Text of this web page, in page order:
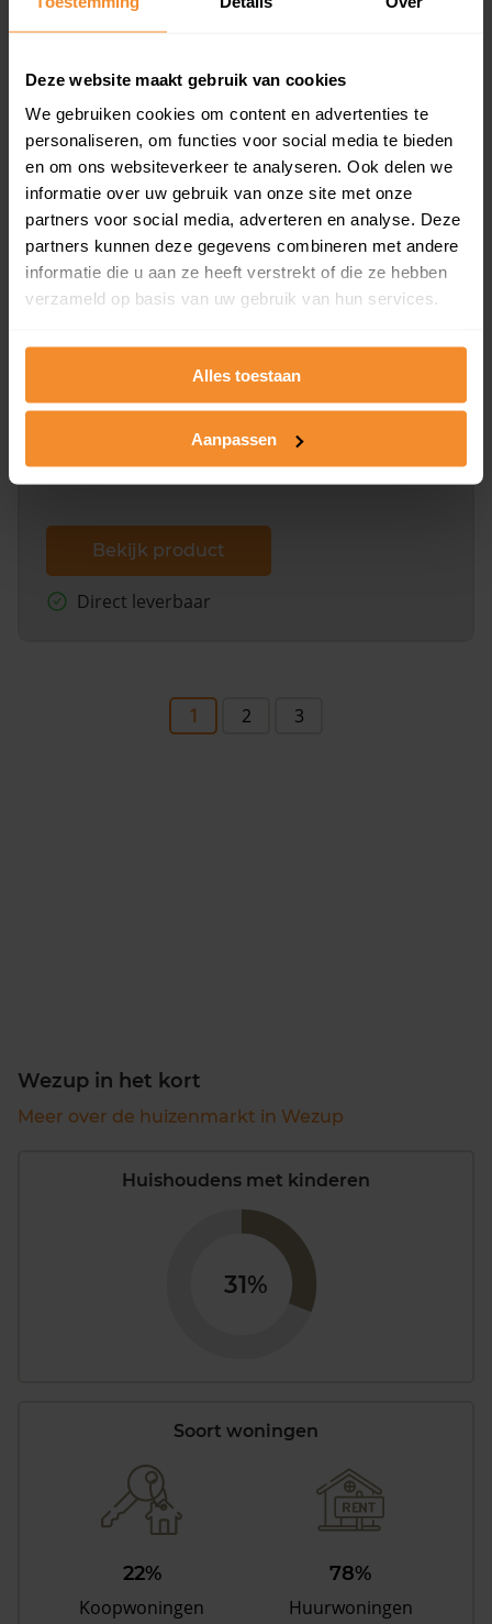
Deze website maakt gebruik van cookies
We gebruiken cookies om content en advertenties te
personaliseren, om functies voor social media te bieden
en om ons websiteverkeer te analyseren. Ook delen we
informatie over uw gebruik van onze site met onze
partners voor social media, adverteren en analyse. Deze
partners kunnen deze gegevens combineren met andere
informatie die u aan ze heeft verstrekt of die ze hebben
verzameld op basis van uw gebruik van hun services.
Alles toestaan
Aanpassen
Bekijk product
Direct leverbaar
Een uitgebreid overzicht van het perceel en
dit inclusief de luchtfoto!
Bekijk product
Direct leverbaar
1 2 3
Wezup in het kort
Meer over de huizenmarkt in Wezup
Huishoudens met kinderen
31%
Soort woningen
22%
Koopwoningen
78%
Huurwoningen